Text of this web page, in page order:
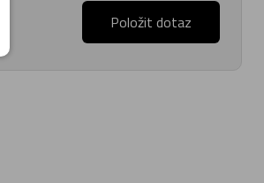
Položit dotaz